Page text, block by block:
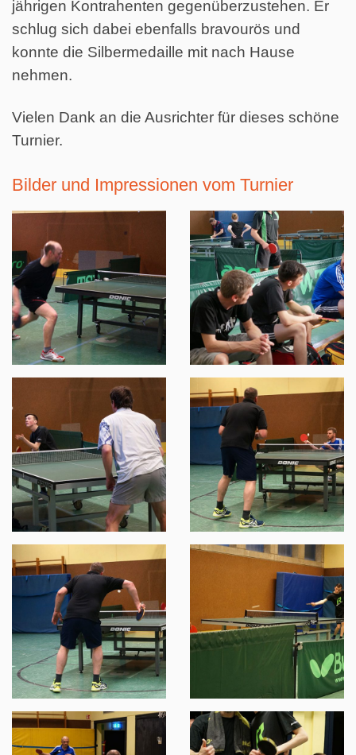
jährigen Kontrahenten gegenüberzustehen. Er
schlug sich dabei ebenfalls bravourös und
konnte die Silbermedaille mit nach Hause
nehmen.
Vielen Dank an die Ausrichter für dieses schöne
Turnier.
Bilder und Impressionen vom Turnier